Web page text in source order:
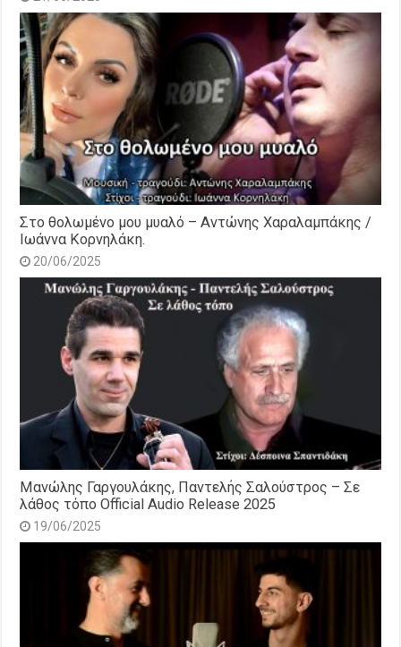
Στο θολωμένο μου μυαλό – Αντώνης Χαραλαμπάκης /
Ιωάννα Κορνηλάκη.
20/06/2025
Μανώλης Γαργουλάκης, Παντελής Σαλούστρος – Σε
λάθος τόπο Official Audio Release 2025
19/06/2025